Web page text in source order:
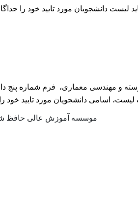
لیست دانشجویان مورد تایید خود را
و مهندسی معماری، فرم شماره پنج
اسامی دانشجویان مورد تایید خود
موسسه آموزش عالی حافظ